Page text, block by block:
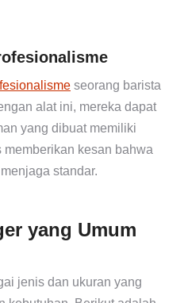
seorang barista
alat ini, mereka dapat
yang dibuat memiliki
kesan bahwa
standar.
yang Umum
jenis dan ukuran yang